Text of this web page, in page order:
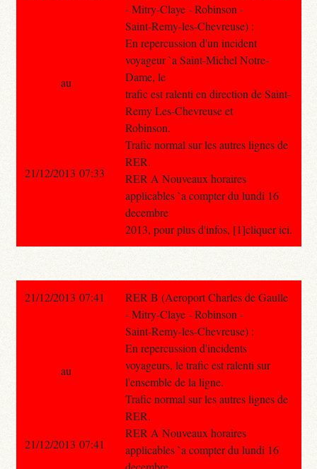
- Mitry-Claye - Robinson -
Saint-Remy-les-Chevreuse) :
En repercussion d'un incident
voyageur `a Saint-Michel Notre-
Dame, le
trafic est ralenti en direction de Saint-
Remy Les-Chevreuse et
Robinson.
Trafic normal sur les autres lignes de
RER.
RER A Nouveaux horaires
applicables `a compter du lundi 16
decembre
2013, pour plus d'infos, [1]cliquer ici.
au
21/12/2013 07:33
21/12/2013 07:41
RER B (Aeroport Charles de Gaulle
- Mitry-Claye - Robinson -
Saint-Remy-les-Chevreuse) :
En repercussion d'incidents
voyageurs, le trafic est ralenti sur
l'ensemble de la ligne.
Trafic normal sur les autres lignes de
RER.
RER A Nouveaux horaires
applicables `a compter du lundi 16
au
21/12/2013 07:41